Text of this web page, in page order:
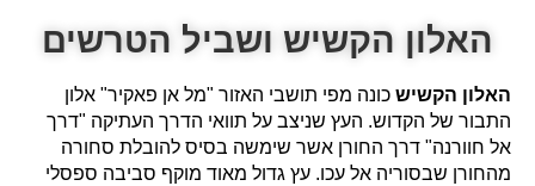
האלון הקשיש ושביל הטרשים
האלון הקשיש כונה מפי תושבי האזור "מל אן פאקיר" אלון
התבור של הקדוש. העץ שניצב על תוואי הדרך העתיקה "דרך
אל חוורנה" דרך החורן אשר שימשה בסיס להובלת סחורה
מהחורן שבסוריה אל עכו. עץ גדול מאוד מוקף סביבה ספסלי